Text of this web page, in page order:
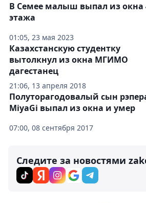
01:05, 23 мая 2023
В Семее малыш выпал из окна
этажа
21:06, 13 апреля 2018
Казахстанскую студентку
вытолкнул из окна МГИМО
дагестанец
07:00, 08 сентября 2017
Полуторагодовалый cын
MiyaGi выпал из окна и умер
Следите за новостями